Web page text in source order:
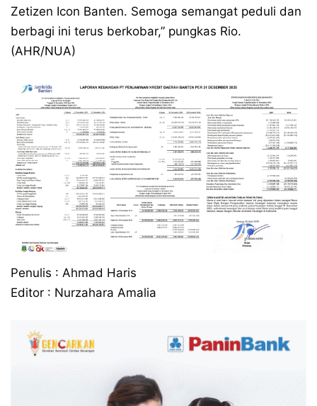
Zetizen Icon Banten. Semoga semangat peduli dan
berbagi ini terus berkobar,” pungkas Rio.
(AHR/NUA)
Penulis : Ahmad Haris
Editor : Nurzahara Amalia